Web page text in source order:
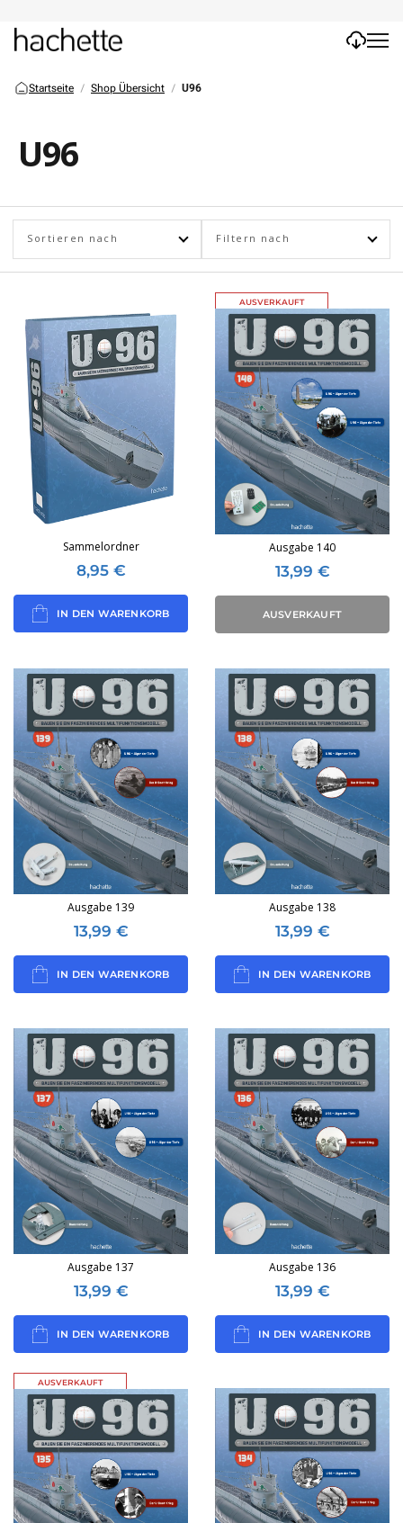
Startseite Shop Übersicht U96
U96
Sortieren nach Filtern nach
Sammelordner
8,95€
IN DEN WARENKORB
AUSVERKAUFT
Ausgabe 140
13,99 €
AUSVERKAUFT
Ausgabe 139
13,99 €
IN DEN WARENKORB
Ausgabe 138
13,99 €
IN DEN WARENKORB
Ausgabe 137
13,99 €
IN DEN WARENKORB
Ausgabe 136
13,99 €
IN DEN WARENKORB
AUSVERKAUFT